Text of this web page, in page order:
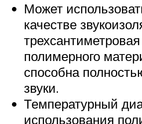
Может
качестве
полимерного
способна
звуки.
Температурный
использования